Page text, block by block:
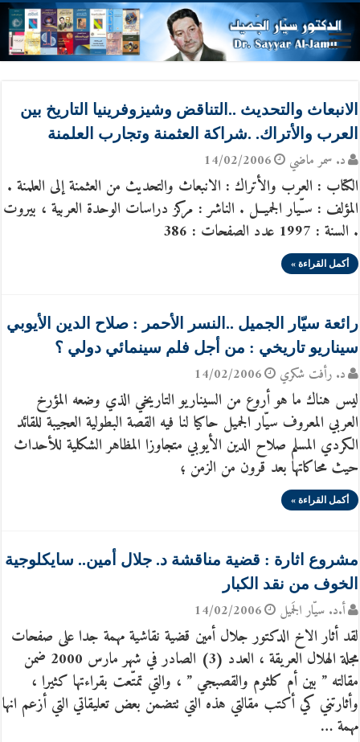
الانبعاث والتحديث ..التناقض وشيزوفرينيا التاريخ بين
العرب والأتراك. .شراكة العثمنة وتجارب العلمنة
د. سمر ماضي 14/02/2006
الكتاب : العرب والأتراك : الانبعاث والتحديث من العثمنة إلى العلمنة .
المؤلف : سـّيار الجميــل . الناشر : مركز دراسات الوحدة العربية ، بيروت
. السنة : 1997 عدد الصفحات : 386
أكمل القراءة »
رائعة سيّار الجميل ..النسر الأحمر : صلاح الدين الأيوبي
سيناريو تاريخي : من أجل فلم سينمائي دولي ؟
د. رأفت شكري 14/02/2006
ليس هناك ما هو أروع من السيناريو التاريخي الذي وضعه المؤرخ
العربي المعروف سيّار الجميل حاكيا لنا فيه القصة البطولية العجيبة للقائد
الكردي المسلم صلاح الدين الأيوبي متجاوزا المظاهر الشكلية للأحداث
حيث محاكاتها بعد قرون من الزمن ؛
أكمل القراءة »
مشروع اثارة : قضية مناقشة د. جلال أمين.. سايكلوجية
الخوف من نقد الكبار
أ.د. سيّار الجَميل 14/02/2006
لقد أثار الاخ الدكتور جلال أمين قضية نقاشية مهمة جدا على صفحات
مجلة الهلال العريقة ، العدد (3) الصادر في شهر مارس 2000 ضمن
مقالته ” بين أم كلثوم والقصبجي ” ، والتي تمتّعت بقراءتها كثيرا ،
وأثارتني كي أكتب مقالتي هذه التي تتضمن بعض تعليقاتي التي أزعم انها
مهمة …